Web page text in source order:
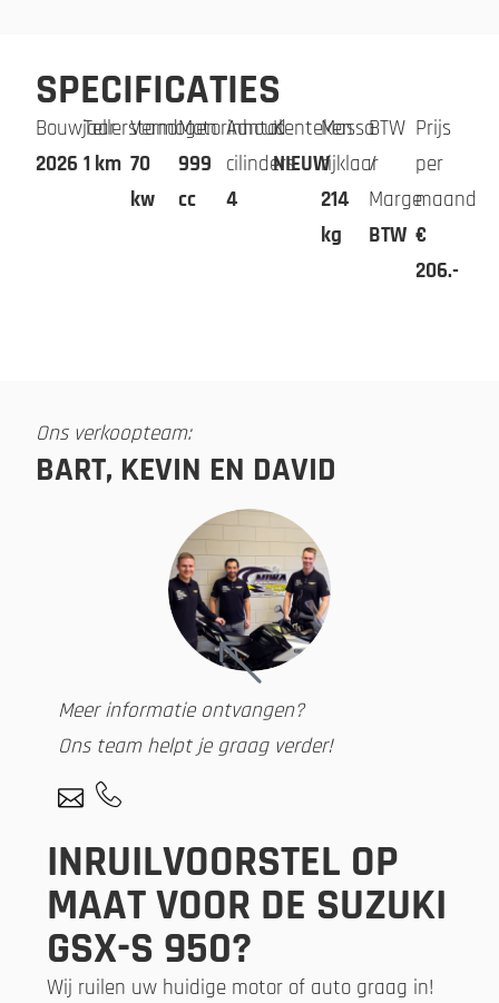
SPECIFICATIES
Bouwjaar
2026
Tellerstand
1 km
Vermogen
70
kw
Motorinhoud
999
cc
Aantal
cilinders
4
Kenteken
NIEUW
Massa
rijklaar
214
kg
BTW
/
Marge
BTW
Prijs
per
maand
€
206.-
Ons verkoopteam:
BART, KEVIN EN DAVID
Meer informatie ontvangen?
Ons team helpt je graag verder!
INRUILVOORSTEL OP
MAAT VOOR DE SUZUKI
GSX-S 950?
Wij ruilen uw huidige motor of auto graag in!